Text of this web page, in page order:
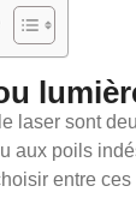
laser sont
aux poils
entre ces